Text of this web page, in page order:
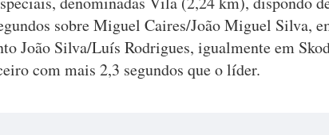
sobre Miguel Caires/João Miguel Silva,
João Silva/Luís Rodrigues, igualmente em
com mais 2,3 segundos que o líder.